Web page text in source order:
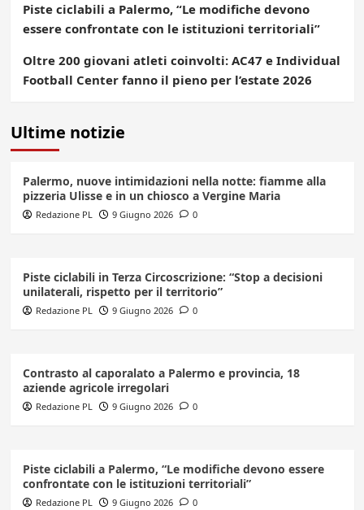
Piste ciclabili a Palermo, “Le modifiche devono
essere confrontate con le istituzioni territoriali”
Oltre 200 giovani atleti coinvolti: AC47 e Individual
Football Center fanno il pieno per l’estate 2026
Ultime notizie
Palermo, nuove intimidazioni nella notte: fiamme alla
pizzeria Ulisse e in un chiosco a Vergine Maria
Redazione PL 9 Giugno 2026 0
Piste ciclabili in Terza Circoscrizione: “Stop a decisioni
unilaterali, rispetto per il territorio”
Redazione PL 9 Giugno 2026 0
Contrasto al caporalato a Palermo e provincia, 18
aziende agricole irregolari
Redazione PL 9 Giugno 2026 0
Piste ciclabili a Palermo, “Le modifiche devono essere
confrontate con le istituzioni territoriali”
Redazione PL 9 Giugno 2026 0